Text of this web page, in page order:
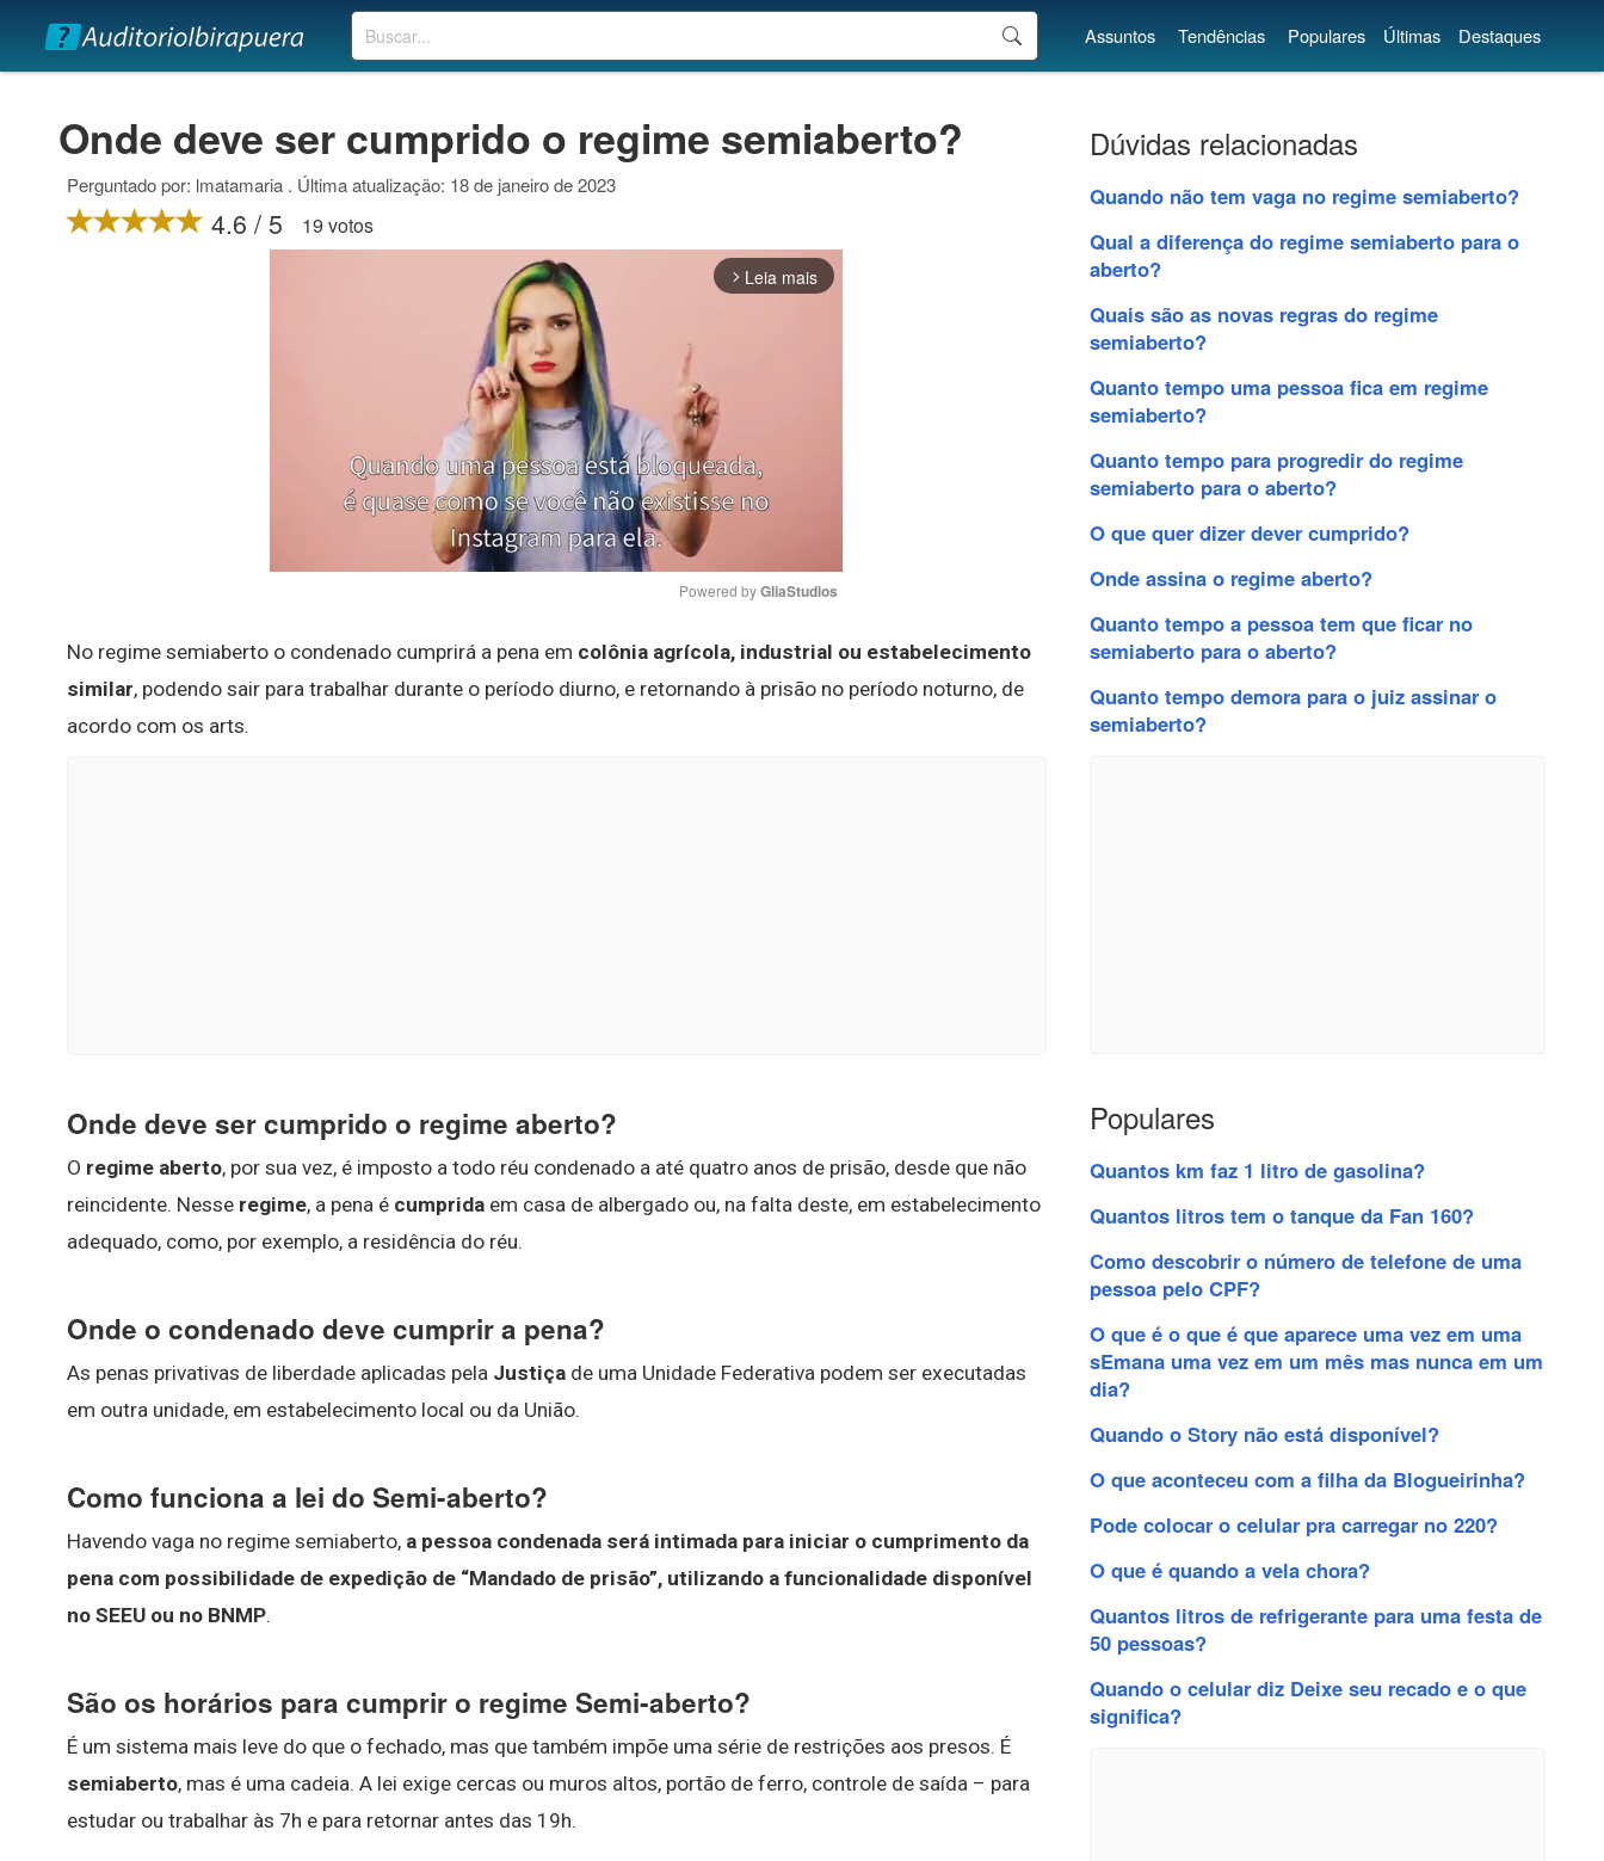
Buscar Assuntos Tendências Populares Últimas Destaques
Onde deve ser cumprido o regime semiaberto?
Perguntado por: lmatamaria . Última atualização: 18 de janeiro de 2023
4.6 / 5 19 votos
arrow_forward_ios Leia mais
Mute
Powered by GliaStudios
No regime semiaberto o condenado cumprirá a pena em colônia agrícola, industrial ou estabelecimento
similar, podendo sair para trabalhar durante o período diurno, e retornando à prisão no período noturno, de
acordo com os arts.
Onde deve ser cumprido o regime aberto?
O regime aberto, por sua vez, é imposto a todo réu condenado a até quatro anos de prisão, desde que não
reincidente. Nesse regime, a pena é cumprida em casa de albergado ou, na falta deste, em estabelecimento
adequado, como, por exemplo, a residência do réu.
Onde o condenado deve cumprir a pena?
As penas privativas de liberdade aplicadas pela Justiça de uma Unidade Federativa podem ser executadas
em outra unidade, em estabelecimento local ou da União.
Como funciona a lei do Semi-aberto?
Havendo vaga no regime semiaberto, a pessoa condenada será intimada para iniciar o cumprimento da
pena com possibilidade de expedição de “Mandado de prisão”, utilizando a funcionalidade disponível
no SEEU ou no BNMP.
São os horários para cumprir o regime Semi-aberto?
É um sistema mais leve do que o fechado, mas que também impõe uma série de restrições aos presos. É
semiaberto, mas é uma cadeia. A lei exige cercas ou muros altos, portão de ferro, controle de saída – para
estudar ou trabalhar às 7h e para retornar antes das 19h.
Dúvidas relacionadas
Quando não tem vaga no regime semiaberto?
Qual a diferença do regime semiaberto para o
aberto?
Quais são as novas regras do regime
semiaberto?
Quanto tempo uma pessoa fica em regime
semiaberto?
Quanto tempo para progredir do regime
semiaberto para o aberto?
O que quer dizer dever cumprido?
Onde assina o regime aberto?
Quanto tempo a pessoa tem que ficar no
semiaberto para o aberto?
Quanto tempo demora para o juiz assinar o
semiaberto?
Populares
Quantos km faz 1 litro de gasolina?
Quantos litros tem o tanque da Fan 160?
Como descobrir o número de telefone de uma
pessoa pelo CPF?
O que é o que é que aparece uma vez em uma
sEmana uma vez em um mês mas nunca em um
dia?
Quando o Story não está disponível?
O que aconteceu com a filha da Blogueirinha?
Pode colocar o celular pra carregar no 220?
O que é quando a vela chora?
Quantos litros de refrigerante para uma festa de
50 pessoas?
Quando o celular diz Deixe seu recado e o que
significa?